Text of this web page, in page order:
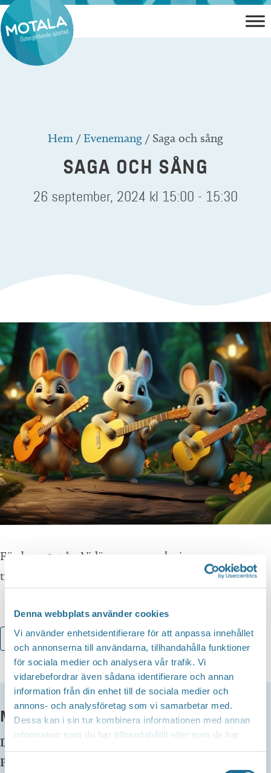
Denna webbplats använder cookies
Vi använder enhetsidentifierare för att anpassa innehållet
och annonserna till användarna, tillhandahålla funktioner
för sociala medier och analysera vår trafik. Vi
vidarebefordrar även sådana identifierare och annan
information från din enhet till de sociala medier och
annons- och analysföretag som vi samarbetar med.
Dessa kan i sin tur kombinera informationen med annan
information som du har tillhandahållit eller som de har
Hoppa
till
innehåll
Hem /Evenemang / Saga och sång
SAGA OCH SÅNG
26 september, 2024 kl 15:00 - 15:30
För barn 2-5 år. Vi läser sagor och sjunger
tillsammans. Välkommen!
Lägg till i kalender
MER INFO
Datum: 26 september, 2024 kl 15:00- 15:30
Plats: